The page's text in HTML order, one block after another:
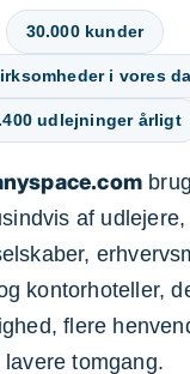
30.000 kunder
i vores
udlejninger årligt
af udlejere,
kontorhoteller,
flere
lavere tomgang.